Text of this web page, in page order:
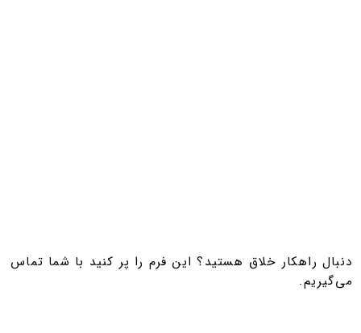
​​​دنبال راهکار خلاق هستید؟ این فرم را پر کنید با شما تماس
می‌گیریم.